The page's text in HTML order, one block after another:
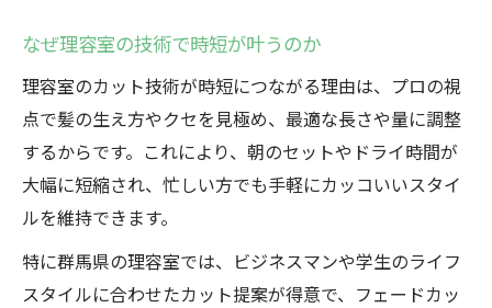
なぜ理容室の技術で時短が叶うのか
理容室のカット技術が時短につながる理由は、プロの視
点で髪の生え方やクセを見極め、最適な長さや量に調整
するからです。これにより、朝のセットやドライ時間が
大幅に短縮され、忙しい方でも手軽にカッコいいスタイ
ルを維持できます。
特に群馬県の理容室では、ビジネスマンや学生のライフ
スタイルに合わせたカット提案が得意で、フェードカッ